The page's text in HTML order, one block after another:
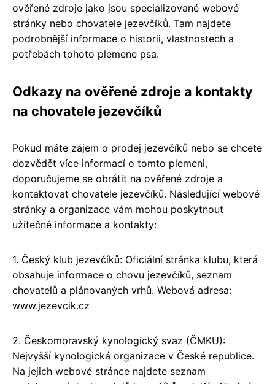
ověřené zdroje jako jsou specializované webové
stránky nebo chovatele jezevčíků. Tam najdete
podrobnější informace o historii, vlastnostech a
potřebách tohoto plemene psa.
Odkazy na ověřené zdroje a kontakty
na chovatele jezevčíků
Pokud máte zájem o prodej jezevčíků nebo se chcete
dozvědět více informací o tomto plemeni,
doporučujeme se obrátit na ověřené zdroje a
kontaktovat chovatele jezevčíků. Následující webové
stránky a organizace vám mohou poskytnout
užitečné informace a kontakty:
1. Český klub jezevčíků: Oficiální stránka klubu, která
obsahuje informace o chovu jezevčíků, seznam
chovatelů a plánovaných vrhů. Webová adresa:
www.jezevcik.cz
2. Českomoravský kynologický svaz (ČMKU):
Nejvyšší kynologická organizace v České republice.
Na jejich webové stránce najdete seznam